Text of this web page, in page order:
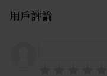
用戶評論